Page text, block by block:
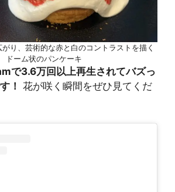
り、芸術的な赤と白のコントラストを描く
ドーム状のパンケーキ
で3.6万回以上再生されてバズっ
！ 花が咲く瞬間をぜひ見てくだ